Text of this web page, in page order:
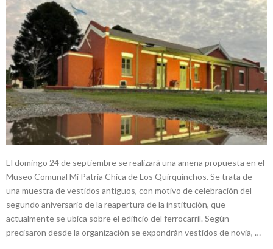
El domingo 24 de septiembre se realizará una amena propuesta en el
Museo Comunal Mi Patria Chica de Los Quirquinchos. Se trata de
una muestra de vestidos antiguos, con motivo de celebración del
segundo aniversario de la reapertura de la institución, que
actualmente se ubica sobre el edificio del ferrocarril. Según
precisaron desde la organización se expondrán vestidos de novia, …